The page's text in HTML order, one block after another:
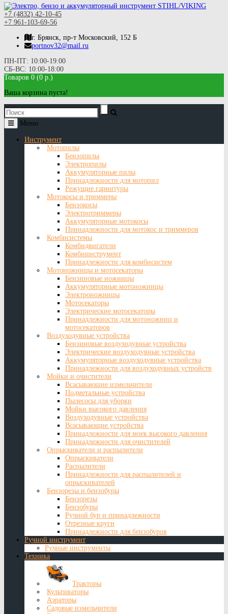
+7 (4832) 42-10-45
+7 961-103-69-56
г. Брянск, пр-т Московский, 152 Б
portnov32@mail.ru
ПН-ПТ: 10:00-19:00
СБ-ВС: 10:00-18:00
Товаров 0 (0 р.)
Ваша корзина пуста!
Меню
Инструмент
Мотопилы
Бензопилы
Электропилы
Аккумуляторные пилы
Принадлежности для мотопил
Режущие гарнитуры
Мотокосы и триммеры
Бензокосы
Электротриммеры
Аккумуляторные мотокосы
Принадлежности для мотокос и триммеров
Комбисистемы
Комбидвигатели
Комбиинструмент
Принадлежности для комбисистем
Мотоножницы и мотосекаторы
Бензиновые ножницы
Аккумуляторные мотоножницы
Электроножницы
Мотосекаторы
Электрические мотосекаторы
Принадлежности для мотоножниц и
мотосекаторов
Воздуходувные устройства
Бензиновые воздуходувные устройства
Электрические воздуходувные устройства
Аккумуляторные воздуходувные устройства
Принадлежности для воздуходувных устройств
Мойки и очистители
Всасывающие измельчители
Подметальные устройства
Пылесосы для уборки
Мойки высокого давления
Воздуходувные устройства
Всасывающие устройства
Принадлежности для моек высокого давления
Принадлежности для очистителей
Опрыскиватели и распылители
Опрыскиватели
Распылители
Принадлежности для распылителей и
опрыскивателей
Бензорезы и бензобуры
Бензорезы
Бензобуры
Ручной бур и принадлежности
Отрезные круги
Принадлежности для бензобуров
Ручной инструмент
Ручные инструменты
Техника
Тракторы
Культиваторы
Аэраторы
Садовые измельчители